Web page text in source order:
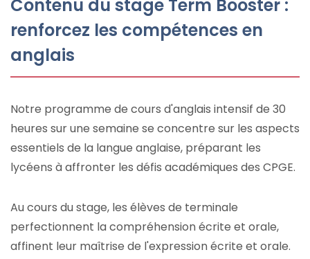
Contenu du stage Term Booster :
renforcez les compétences en
anglais
Notre programme de cours d'anglais intensif de 30
heures sur une semaine se concentre sur les aspects
essentiels de la langue anglaise, préparant les
lycéens à affronter les défis académiques des CPGE.
Au cours du stage, les élèves de terminale
perfectionnent la compréhension écrite et orale,
affinent leur maîtrise de l'expression écrite et orale.